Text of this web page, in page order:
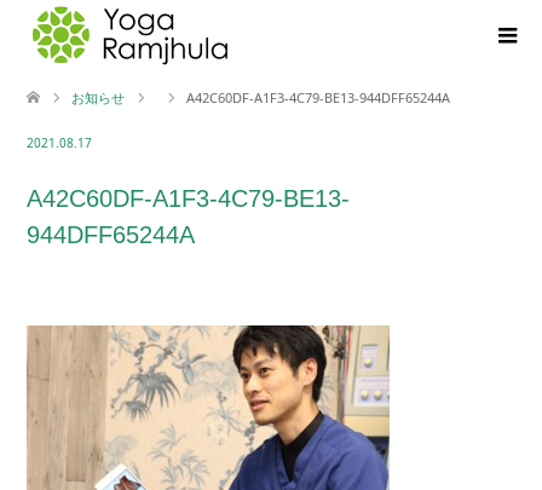
お知らせ A42C60DF-A1F3-4C79-BE13-944DFF65244A
2021.08.17
A42C60DF-A1F3-4C79-BE13-
944DFF65244A